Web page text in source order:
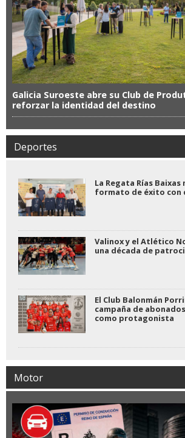
Galicia Suroeste abre su Club de
reforzar la identidad del destino
Deportes
La Regata Rías Baixas
formato de éxito con
Valinox y el Atlético
una década de
El Club Balonmán
campaña de
como protagonista
Motor